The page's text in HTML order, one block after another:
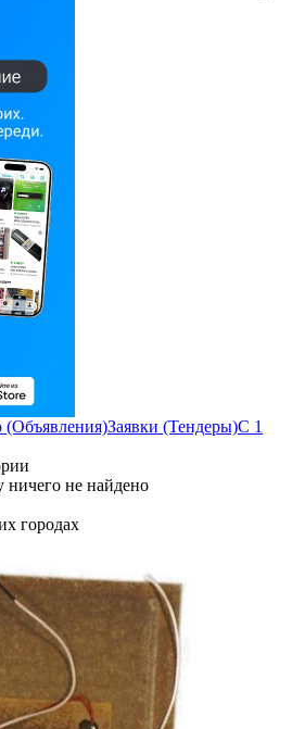
Заявки (Тендеры)С 1
не найдено
городах